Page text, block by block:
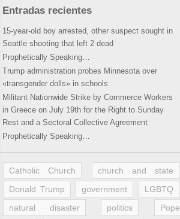
Entradas recientes
15-year-old boy arrested, other suspect sought in
Seattle shooting that left 2 dead
Prophetically Speaking…
Trump administration probes Minnesota over
«transgender dolls» in schools
Militant Nationwide Strike by Commerce Workers
in Greece on July 19th for the Right to Sunday
Rest and a Sectoral Collective Agreement
Prophetically Speaking…
Catholic Church
church and state
Donald Trump
government
LGBTQ
natural disaster
politics
Pope